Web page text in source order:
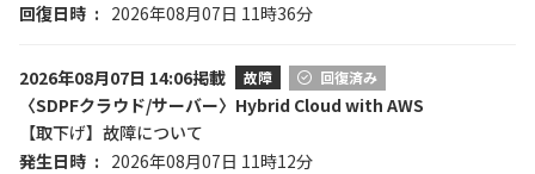
回復日時
2026年08月07日 11時36分
2026年08月07日 14:06掲載 故障 回復済み
〈SDPFクラウド/サーバー〉Hybrid Cloud with AWS
【取下げ】故障について
発生日時
2026年08月07日 11時12分